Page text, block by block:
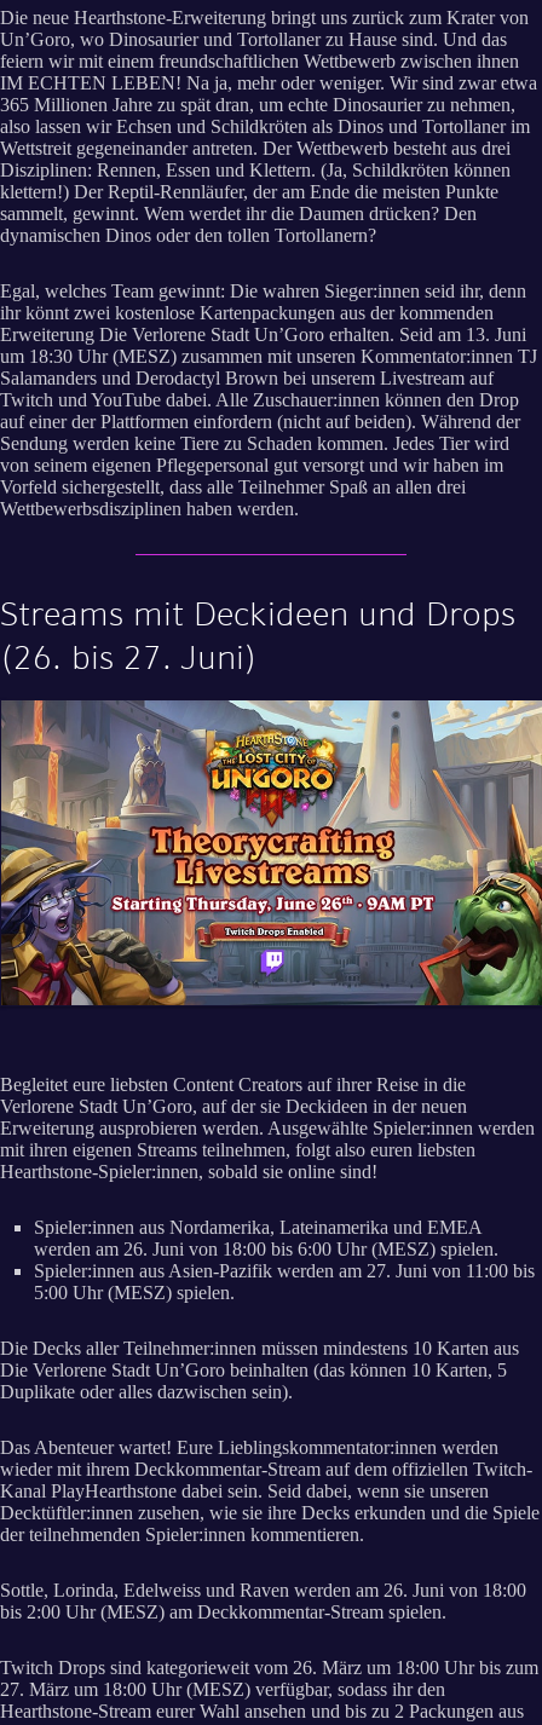
Die neue Hearthstone-Erweiterung bringt uns zurück zum Krater von
Un’Goro, wo Dinosaurier und Tortollaner zu Hause sind. Und das
feiern wir mit einem freundschaftlichen Wettbewerb zwischen ihnen
IM ECHTEN LEBEN! Na ja, mehr oder weniger. Wir sind zwar etwa
365 Millionen Jahre zu spät dran, um echte Dinosaurier zu nehmen,
also lassen wir Echsen und Schildkröten als Dinos und Tortollaner im
Wettstreit gegeneinander antreten. Der Wettbewerb besteht aus drei
Disziplinen: Rennen, Essen und Klettern. (Ja, Schildkröten können
klettern!) Der Reptil-Rennläufer, der am Ende die meisten Punkte
sammelt, gewinnt. Wem werdet ihr die Daumen drücken? Den
dynamischen Dinos oder den tollen Tortollanern?
Egal, welches Team gewinnt: Die wahren Sieger:innen seid ihr, denn
ihr könnt zwei kostenlose Kartenpackungen aus der kommenden
Erweiterung Die Verlorene Stadt Un’Goro erhalten. Seid am 13. Juni
um 18:30 Uhr (MESZ) zusammen mit unseren Kommentator:innen TJ
Salamanders und Derodactyl Brown bei unserem Livestream auf
Twitch und YouTube dabei. Alle Zuschauer:innen können den Drop
auf einer der Plattformen einfordern (nicht auf beiden). Während der
Sendung werden keine Tiere zu Schaden kommen. Jedes Tier wird
von seinem eigenen Pflegepersonal gut versorgt und wir haben im
Vorfeld sichergestellt, dass alle Teilnehmer Spaß an allen drei
Wettbewerbsdisziplinen haben werden.
Streams mit Deckideen und Drops
(26. bis 27. Juni)
Begleitet eure liebsten Content Creators auf ihrer Reise in die
Verlorene Stadt Un’Goro, auf der sie Deckideen in der neuen
Erweiterung ausprobieren werden. Ausgewählte Spieler:innen werden
mit ihren eigenen Streams teilnehmen, folgt also euren liebsten
Hearthstone-Spieler:innen, sobald sie online sind!
Spieler:innen aus Nordamerika, Lateinamerika und EMEA
werden am 26. Juni von 18:00 bis 6:00 Uhr (MESZ) spielen.
Spieler:innen aus Asien-Pazifik werden am 27. Juni von 11:00 bis
5:00 Uhr (MESZ) spielen.
Die Decks aller Teilnehmer:innen müssen mindestens 10 Karten aus
Die Verlorene Stadt Un’Goro beinhalten (das können 10 Karten, 5
Duplikate oder alles dazwischen sein).
Das Abenteuer wartet! Eure Lieblingskommentator:innen werden
wieder mit ihrem Deckkommentar-Stream auf dem offiziellen Twitch-
Kanal PlayHearthstone dabei sein. Seid dabei, wenn sie unseren
Decktüftler:innen zusehen, wie sie ihre Decks erkunden und die Spiele
der teilnehmenden Spieler:innen kommentieren.
Sottle, Lorinda, Edelweiss und Raven werden am 26. Juni von 18:00
bis 2:00 Uhr (MESZ) am Deckkommentar-Stream spielen.
Twitch Drops sind kategorieweit vom 26. März um 18:00 Uhr bis zum
27. März um 18:00 Uhr (MESZ) verfügbar, sodass ihr den
Hearthstone-Stream eurer Wahl ansehen und bis zu 2 Packungen aus